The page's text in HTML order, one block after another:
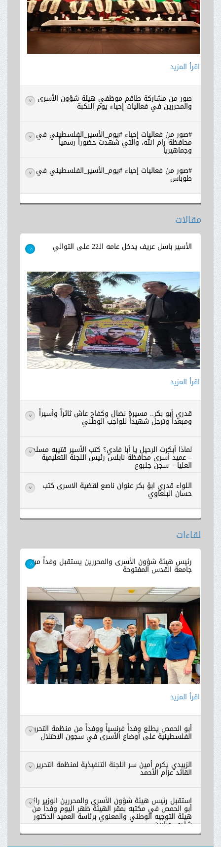
اقرأ المزيد
صور من مشاركة طاقم موظفي هيئة شؤون الأسرى
والمحررين في فعاليات إحياء يوم النكبة >
اقرأ المزيد
#صور من فعاليات إحياء #يوم_الأسير_الفلسطيني في
محافظة رام الله، والتي شهدت حضوراً رسمياً
وجماهيرياً
>
اقرأ المزيد
#صور من فعاليات إحياء #يوم_الأسير_الفلسطيني في
طوباس >
مقالات
الأسير باسل عريف يدخل عامه الـ22 على التوالي >
اقرأ المزيد
قدري أبو بكر.. مسيرة نضال وكفاح عاش ثائراً وأسيراً
ومبعداً وترجل شهيداً للواجب الوطني >
اقرأ المزيد
لماذا أبكرت الرحيل يا أبا فادي؟ كتب الأسير قتيبه مسلم
– عميد أسرى محافظة نابلس رئيس اللجنة التعليمية
العليا – سجن جلبوع
>
اقرأ المزيد
اللواء قدري ابوً بكر عنوان ناصع لقضية الاسرى كتب
حسان البلعاوي >
اقرأ المزيد
لقاءات
رئيس هيئة شؤون الأسرى والمحررين يستقبل وفداً من
جامعة القدس المفتوحة >
اقرأ المزيد
أبو الحمص يطلع وفداً فرنسياً ووفداً من منظمة التحرير
الفلسطينية على أوضاع الأسرى في سجون الاحتلال >
الزبيدي يكرم أمين سر اللجنة التنفيذية لمنظمة التحرير
القائد عزام الأحمد >
استقبل رئيس هيئة شؤون الأسرى والمحررين الوزير رائد
أبو الحمص في مكتبه بمقر الهيئة ظهر اليوم وفداً من
هيئة التوجيه الوطني والمعنوي برئاسة العميد الدكتور
شادي جبارين .
>